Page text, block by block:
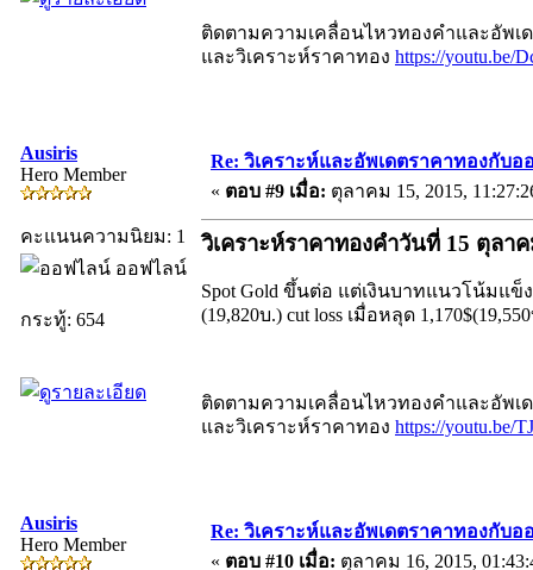
ติดตามความเคลื่อนไหวทองคำและอัพเ
และวิเคราะห์ราคาทอง https://youtu.be/
Ausiris
Hero Member
คะแนนความนิยม: 1
ออฟไลน์
กระทู้: 654
Re: วิเคราะห์และอัพเดตราคาทองกับ
« ตอบ #9 เมื่อ: ตุลาคม 15, 2015,
วิเคราะห์ราคาทองคำวันที่ 15 ตุลา
Spot Gold ขึ้นต่อ แต่เงินบาทแนวโน้มแข็
(19,820บ.) cut loss เมื่อหลุด
ติดตามความเคลื่อนไหวทองคำและอัพเ
และวิเคราะห์ราคาทอง https://youtu.be/
Ausiris
Hero Member
Re: วิเคราะห์และอัพเดตราคาทองกับ
« ตอบ #10 เมื่อ: ตุลาคม 16, 2015,